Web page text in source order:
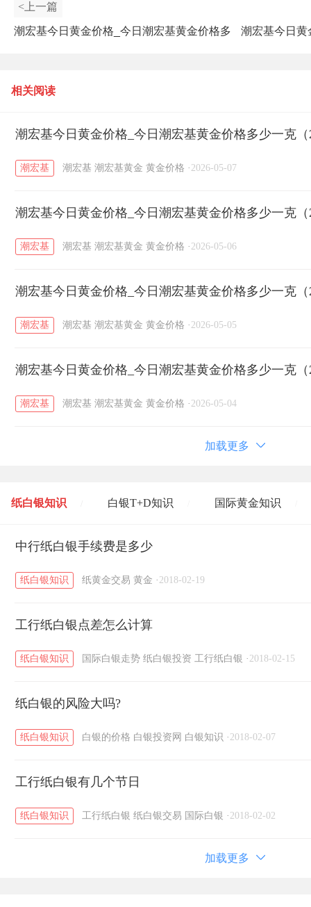
<上一篇
潮宏基今日黄金价格_今日潮宏基黄金价格多 潮宏基今日黄
相关阅读
潮宏基今日黄金价格_今日潮宏基黄金价格多少一克（
潮宏基 潮宏基 潮宏基黄金 黄金价格 · 2026-05-07
潮宏基今日黄金价格_今日潮宏基黄金价格多少一克（
潮宏基 潮宏基 潮宏基黄金 黄金价格 · 2026-05-06
潮宏基今日黄金价格_今日潮宏基黄金价格多少一克（
潮宏基 潮宏基 潮宏基黄金 黄金价格 · 2026-05-05
潮宏基今日黄金价格_今日潮宏基黄金价格多少一克（
潮宏基 潮宏基 潮宏基黄金 黄金价格 · 2026-05-04
加载更多
纸白银知识 白银T+D知识 国际黄金知识
黄金T+D知识 / 粤贵银知识
中行纸白银手续费是多少
纸白银知识 纸黄金交易 黄金 · 2018-02-19
工行纸白银点差怎么计算
纸白银知识 国际白银走势 纸白银投资 工行纸白银 · 2018-02-15
纸白银的风险大吗?
纸白银知识 白银的价格 白银投资网 白银知识 · 2018-02-07
工行纸白银有几个节日
纸白银知识 工行纸白银 纸白银交易 国际白银 · 2018-02-02
加载更多